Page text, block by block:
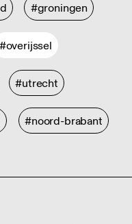
#groningen
#overijssel
#utrecht
#noord-brabant